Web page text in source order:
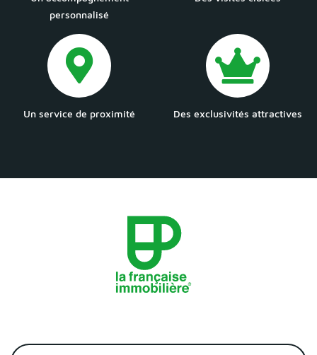
personnalisé
Un service de proximité Des exclusivités attractives